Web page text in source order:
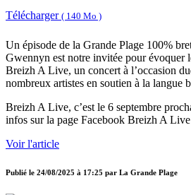
Télécharger ( 140 Mo )
Un épisode de la Grande Plage 100%
Gwennyn est notre invitée pour évoquer
Breizh A Live, un concert à l’occasion
nombreux artistes en soutien à la langue
Breizh A Live, c’est le 6 septembre
infos sur la page Facebook Breizh A Live
Voir l'article
Publié le 24/08/2025 à 17:25 par La Grande Plage